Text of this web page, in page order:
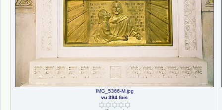
IMG_5366-M.jpg
vu 394 fois